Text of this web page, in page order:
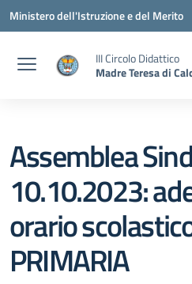
Vai ai contenuti
Vai al menu di navigazione
Vai al footer
Ministero dell'Istruzione e del Merito
III Circolo Didattico
Madre Teresa di
Assemblea
10.10.2023:
orario
PRIMARIA